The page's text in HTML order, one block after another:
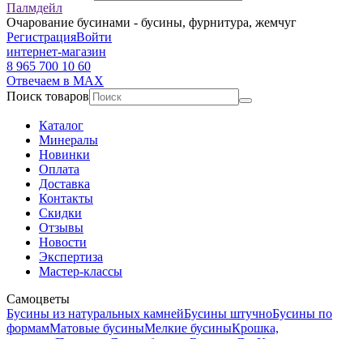
Палмдейл
Очарование бусинами - бусины, фурнитура, жемчуг
РегистрацияВойти
интернет-магазин
8 965 700 10 60
Отвечаем в MAX
Поиск товаров
Каталог
Минералы
Новинки
Оплата
Доставка
Контакты
Скидки
Отзывы
Новости
Экспертиза
Мастер-классы
Самоцветы
Бусины из натуральных камнейБусины штучноБусины по
формамМатовые бусиныМелкие бусиныКрошка,